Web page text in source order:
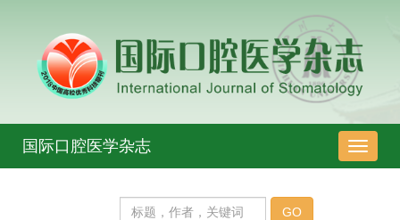
导
航
国际口腔医学杂志